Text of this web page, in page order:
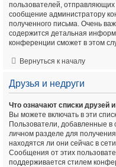
пользователей,
сообщение администратору
полученного письма. Очень
содержится детальная
конференции сможет в этом
Вернуться к началу
Друзья и недруги
Что означают списки друзей
Вы можете включать в эти
Пользователи, добавленные в
личном разделе для
находятся ли они сейчас в
Сообщения от этих
поддерживается стилем